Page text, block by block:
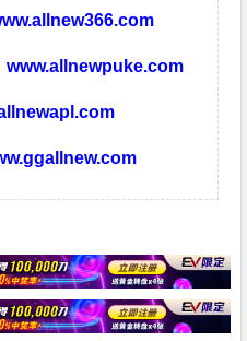
www.allnewpuke.com